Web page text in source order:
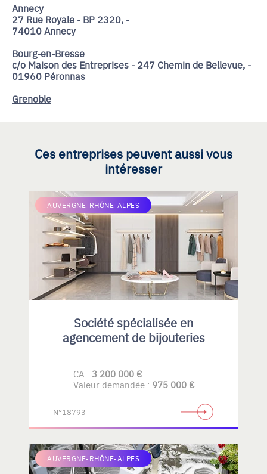
Annecy
27 Rue Royale - BP 2320, -
74010 Annecy
Bourg-en-Bresse
c/o Maison des Entreprises - 247 Chemin de Bellevue, -
01960 Péronnas
Grenoble
Ces entreprises peuvent aussi vous
intéresser
AUVERGNE-RHÔNE-ALPES
Société spécialisée en
agencement de bijouteries
CA : 3 200 000 €
Valeur demandée : 975 000 €
N°18793
AUVERGNE-RHÔNE-ALPES